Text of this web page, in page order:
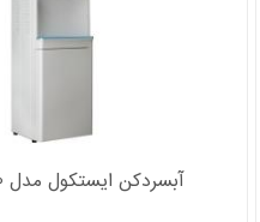
آبسردکن ايستکول مدل TM-RW410